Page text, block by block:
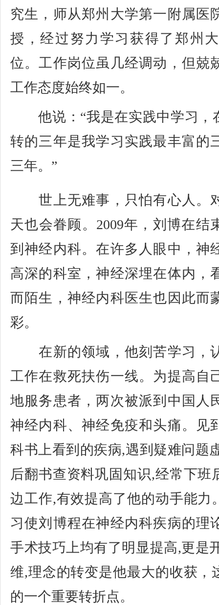
究生，师从郑州大学第一附属医
授，经过努力学习获得了郑州
位。工作岗位虽几经调动，但兢
工作态度始终如一。
他说：“我是在实践中学习，
转的三年是我学习实践最丰富的
三年。”
世上无难事，只怕有心人。
天也会眷顾。2009年，刘博在结
到神经内科。在许多人眼中，神
高深的科室，神经深埋在体内，
而陌生，神经内科医生也因此而
彩。
在新的领域，他刻苦学习，
工作在救死扶伤一线。为提高自
地服务患者，两次被派到中国人
神经内科、神经免疫和头痛。见
科书上看到的疾病,遇到疑难问题
后翻书查资料巩固知识,经常下班
边工作,有效提高了他的动手能力
习使刘博程在神经内科疾病的理
手术技巧上均有了明显提高,更是
维,理念的转变是他最大的收获，
的一个重要转折点。